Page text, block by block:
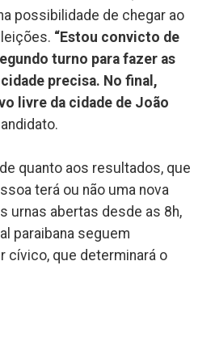
possibilidade de chegar ao
“Estou convicto de
turno para fazer as
precisa. No final,
livre da cidade de João
quanto aos resultados, que
terá ou não uma nova
urnas abertas desde as 8h,
paraibana seguem
cívico, que determinará o